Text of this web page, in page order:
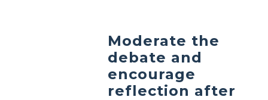
Moderate the
debate and
encourage
reflection after